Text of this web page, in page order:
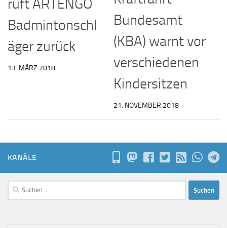
ruft ARTENGO
Badmintonschl
äger zurück
13. MÄRZ 2018
Bundesamt
(KBA) warnt vor
verschiedenen
Kindersitzen
21. NOVEMBER 2018
KANÄLE
Suchen
nach: